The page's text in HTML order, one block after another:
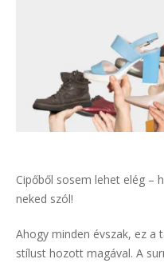
Cipőből sosem lehet elég –
neked szól!
Ahogy minden évszak, ez a
stílust hozott magával. A